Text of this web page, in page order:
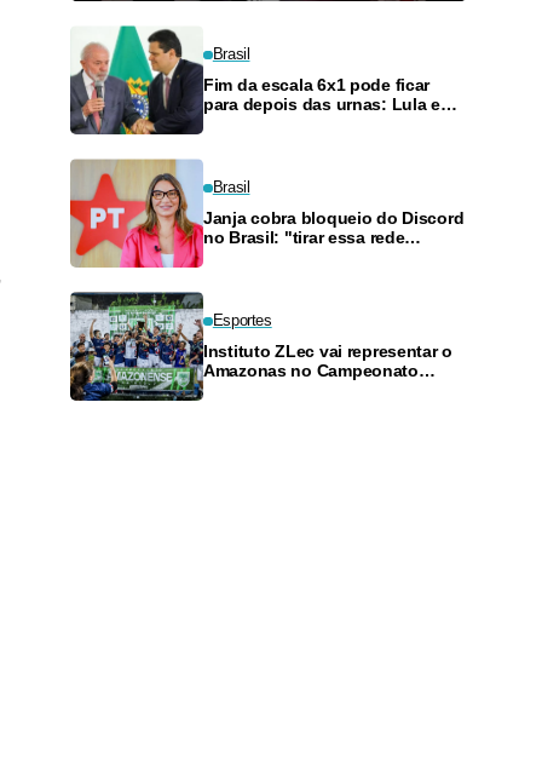
Brasil
Fim da escala 6x1 pode ficar
para depois das urnas: Lula e
Brasil
Janja cobra bloqueio do Discord
no Brasil: "tirar essa rede
Esportes
Instituto ZLec vai representar o
Amazonas no Campeonato